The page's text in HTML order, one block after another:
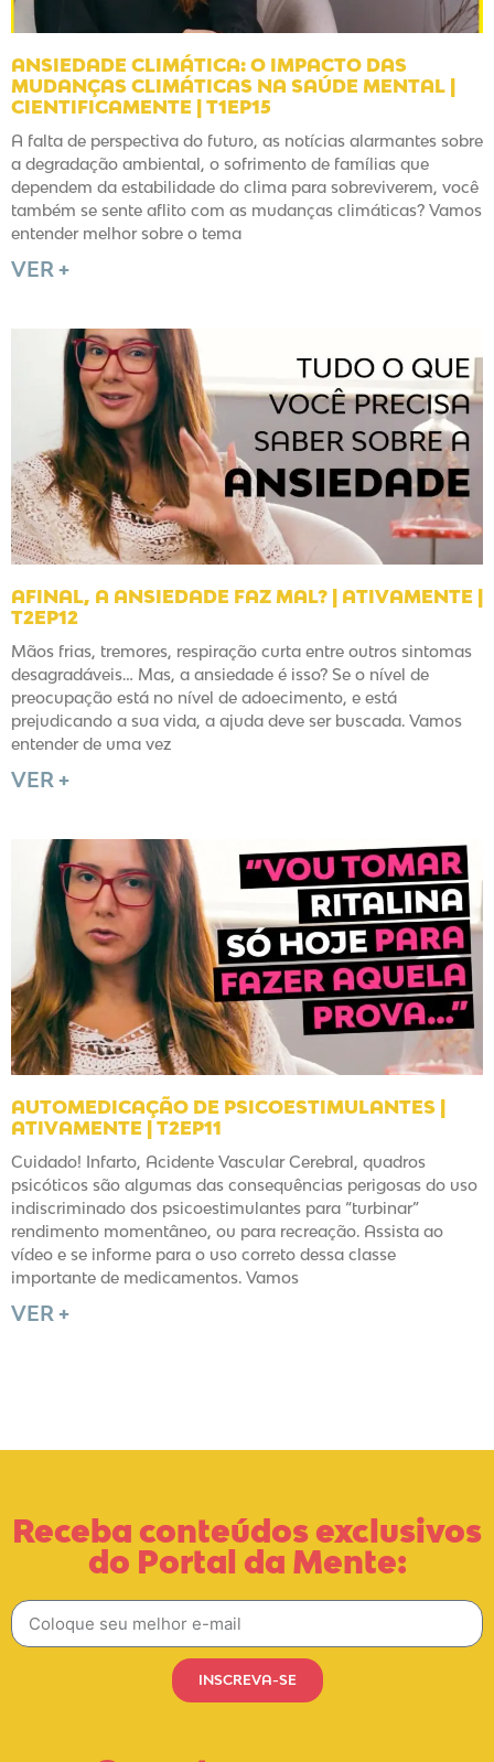
ANSIEDADE CLIMÁTICA: O IMPACTO DAS
MUDANÇAS CLIMÁTICAS NA SAÚDE MENTAL |
CIENTIFICAMENTE | T1EP15
A falta de perspectiva do futuro, as notícias alarmantes sobre
a degradação ambiental, o sofrimento de famílias que
dependem da estabilidade do clima para sobreviverem, você
também se sente aflito com as mudanças climáticas? Vamos
entender melhor sobre o tema
VER +
AFINAL, A ANSIEDADE FAZ MAL? | ATIVAMENTE |
T2EP12
Mãos frias, tremores, respiração curta entre outros sintomas
desagradáveis… Mas, a ansiedade é isso? Se o nível de
preocupação está no nível de adoecimento, e está
prejudicando a sua vida, a ajuda deve ser buscada. Vamos
entender de uma vez
VER +
AUTOMEDICAÇÃO DE PSICOESTIMULANTES |
ATIVAMENTE | T2EP11
Cuidado! Infarto, Acidente Vascular Cerebral, quadros
psicóticos são algumas das consequências perigosas do uso
indiscriminado dos psicoestimulantes para “turbinar”
rendimento momentâneo, ou para recreação. Assista ao
vídeo e se informe para o uso correto dessa classe
importante de medicamentos. Vamos
VER +
Receba conteúdos exclusivos
do Portal da Mente:
INSCREVA-SE